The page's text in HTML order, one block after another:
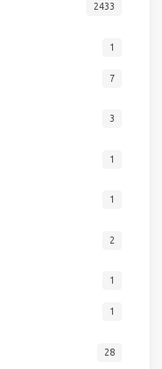
2433
1
7
3
1
1
2
1
1
28